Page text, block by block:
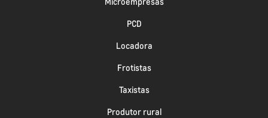
PCD
Locadora
Frotistas
Taxistas
Produtor rural